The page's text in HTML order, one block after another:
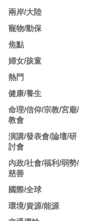
兩岸/大陸
寵物/動保
焦點
婦女/孩童
熱門
健康/養生
命理/信仰/宗教/宮廟/
教會
演講/發表會/論壇/研
討會
內政/社會/福利/弱勢/
慈善
國際/全球
環境/資源/能源